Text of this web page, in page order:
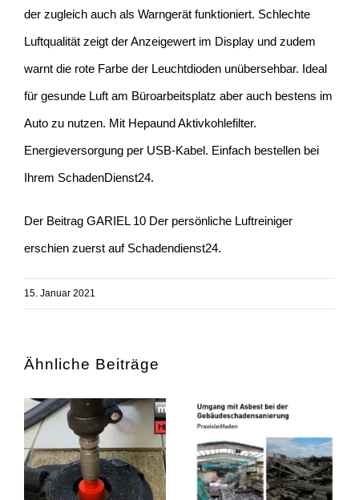
der zugleich auch als Warngerät funktioniert. Schlechte
Luftqualität zeigt der Anzeigewert im Display und zudem
warnt die rote Farbe der Leuchtdioden unübersehbar. Ideal
für gesunde Luft am Büroarbeitsplatz aber auch bestens im
Auto zu nutzen. Mit Hepaund Aktivkohlefilter.
Energieversorgung per USB-Kabel. Einfach bestellen bei
Ihrem SchadenDienst24.
Der Beitrag GARIEL 10 Der persönliche Luftreiniger
erschien zuerst auf Schadendienst24.
15. Januar 2021
Ähnliche Beiträge